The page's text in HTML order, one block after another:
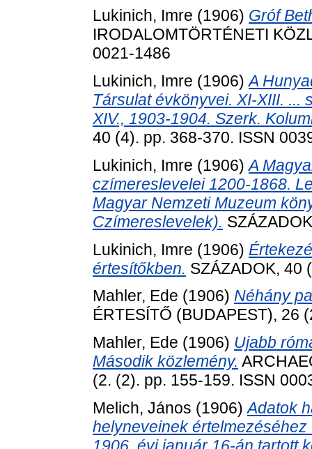
Lukinich, Imre (1906) Gróf
IRODALOMTÖRTÉNETI
0021-1486
Lukinich, Imre (1906)A
Társulat évkönyvei. XI-XIII. ...
XIV., 1903-1904. Szerk.
40 (4). pp. 368-370. ISSN
Lukinich, Imre (1906)A
czímereslevelei 1200-1868.
Magyar Nemzeti Muzeum
Czímereslevelek).
Lukinich, Imre (1906)
értesítőkben. SZÁZADOK, 40
Mahler, Ede (1906) Néhány
ÉRTESÍTŐ (BUDAPEST), 26
Mahler, Ede (1906) Ujabb
Második közlemény.
(2. (2). pp. 155-159. ISSN
Melich, János (1906)Adatok
helyneveinek